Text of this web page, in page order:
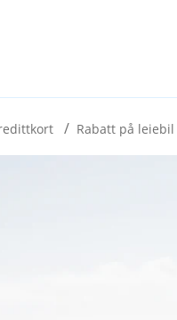
Rabatt på leiebil